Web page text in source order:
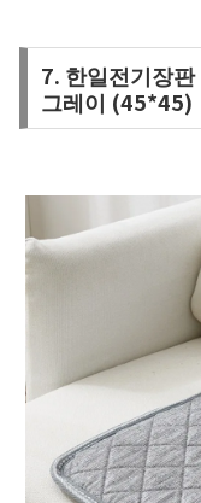
7. 한일전기장
그레이 (45*45)